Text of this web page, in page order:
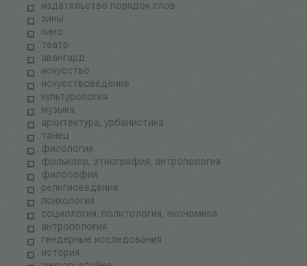
издательство порядок слов
зины
кино
театр
авангард
искусство
искусствоведение
культурология
музыка
архитектура, урбанистика
танец
филология
фольклор, этнография, антропология
философия
религиоведение
психология
социология, политология, экономика
антропология
гендерные исследования
история